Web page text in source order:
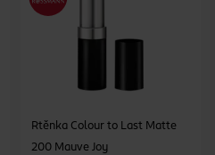
Rtěnka Colour to Last Matte
200 Mauve Joy